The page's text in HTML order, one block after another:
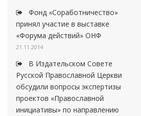
Фонд «Соработничество»
принял участие в выставке
«Форума действий» ОНФ
21.11.2014
В Издательском Совете
Русской Православной Церкви
обсудили вопросы экспертизы
проектов «Православной
инициативы» по направлению